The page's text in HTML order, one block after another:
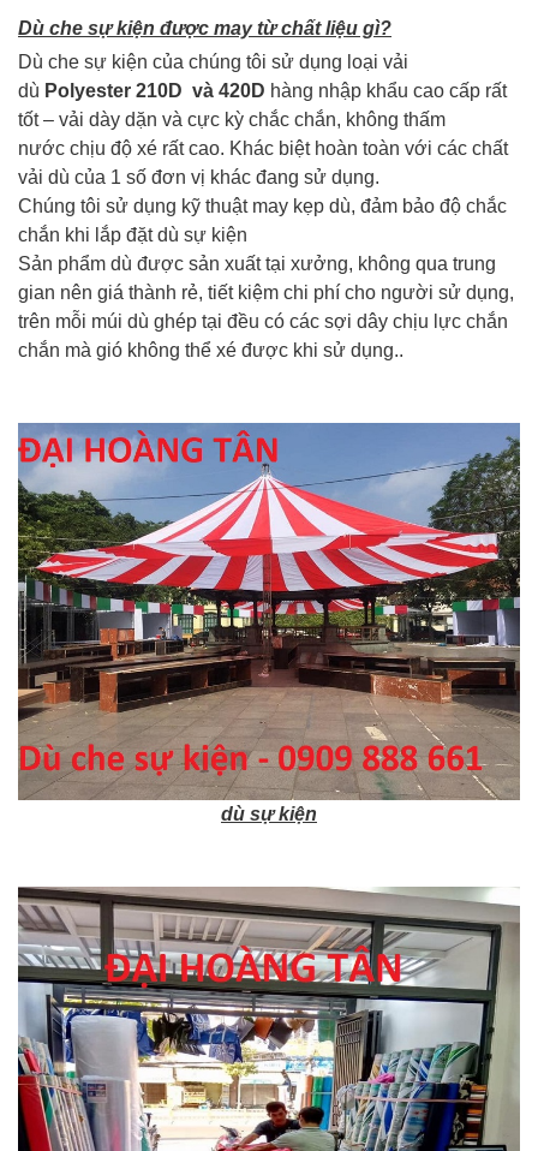
Dù che sự kiện được may từ chất liệu gì?
Dù che sự kiện của chúng tôi sử dụng loại vải
dù Polyester 210D và 420D hàng nhập khẩu cao cấp rất
tốt – vải dày dặn và cực kỳ chắc chắn, không thấm
nước chịu độ xé rất cao. Khác biệt hoàn toàn với các chất
vải dù của 1 số đơn vị khác đang sử dụng.
Chúng tôi sử dụng kỹ thuật may kẹp dù, đảm bảo độ chắc
chắn khi lắp đặt dù sự kiện
Sản phẩm dù được sản xuất tại xưởng, không qua trung
gian nên giá thành rẻ, tiết kiệm chi phí cho người sử dụng,
trên mỗi múi dù ghép tại đều có các sợi dây chịu lực chắn
chắn mà gió không thể xé được khi sử dụng..
dù sự kiện